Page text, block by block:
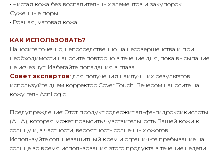
• Чистая кожа без воспалительных элементов и закупорок.
Суженные поры
• Ровная, матовая кожа
КАК ИСПОЛЬЗОВАТЬ?
Наносите точечно, непосредственно на несовершенства и при
необходимости наносите повторно в течение дня, пока высыпание
не исчезнут. Избегайте попадания в глаза.
Совет экспертов: для получения наилучших результатов
используйте днем корректор Cover Touch. Вечером наносите на
кожу гель Acnilogic.
Предупреждение: Этот продукт содержит альфа-гидроксикислоты
(АНА), которая может повысить чувствительность Вашей кожи к
солнцу и, в частности, вероятность солнечных ожогов.
Используйте солнцезащитный крем и ограничьте пребывание на
солнце во время использования этого продукта в течение недели